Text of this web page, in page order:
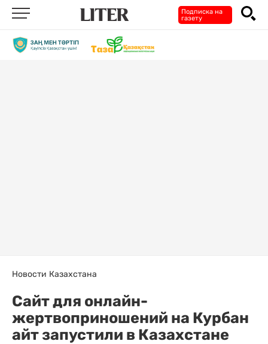
Подписка на
газету
Новости Казахстана
Сайт для онлайн-
жертвоприношений на Курбан
айт запустили в Казахстане